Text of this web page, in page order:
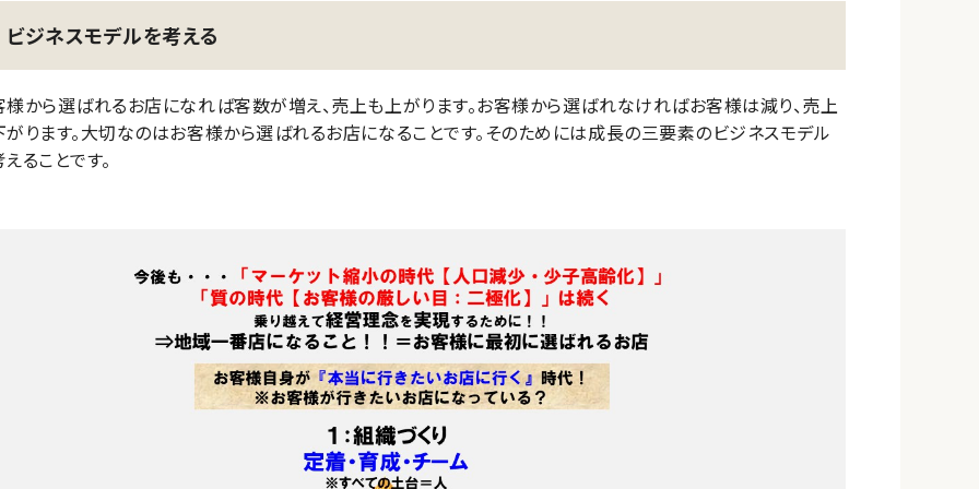
ビジネスモデルを考える
様から選ばれるお店になれば客数が増え、売上も上がります。お客様から選ばれなければお客様は減り、売上
がります。大切なのはお客様から選ばれるお店になることです。そのためには成長の三要素のビジネスモデル
ることです。